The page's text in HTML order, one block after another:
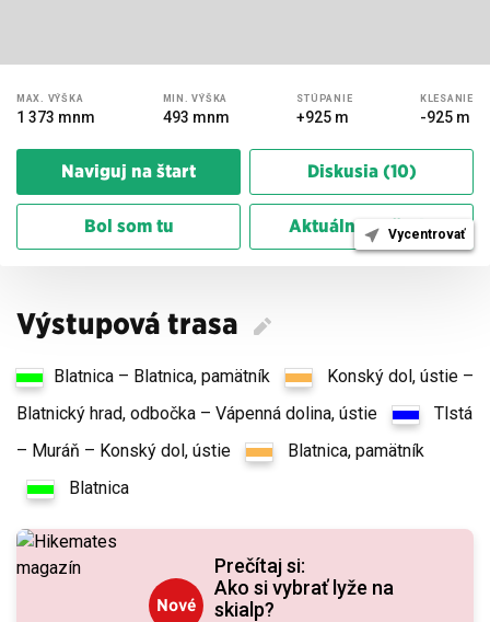
Vycentrovať
MAX. VÝŠKA
1 373 mnm
MIN.VÝŠKA
493 mnm
STÚPANIE
+925 m
KLESANIE
-925 m
Naviguj na štart Diskusia (10)
Bol som tu Aktuálne počasie
Výstupová trasa
Blatnica – Blatnica, pamätník
Konský dol, ústie –
Blatnický hrad, odbočka – Vápenná dolina, ústie
Tlstá
– Muráň – Konský dol, ústie
Blatnica, pamätník
Blatnica
Nové
Prečítaj si:
Ako si vybrať lyže na
skialp?